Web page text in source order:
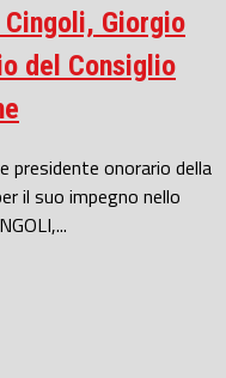
Giorgio
del Consiglio
presidente onorario della
il suo impegno nello